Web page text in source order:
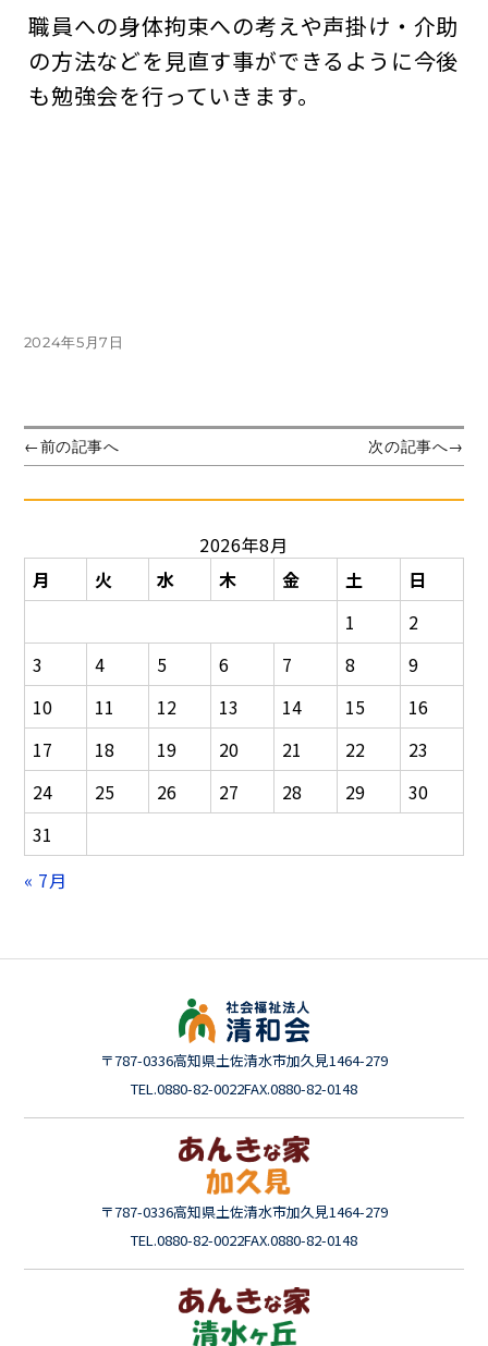
職員への身体拘束への考えや声掛け・介助
の方法などを見直す事ができるように今後
も勉強会を行っていきます。
投
2024年5月7日
投
稿
ナ
ゲ
ー
シ
ン
前
の
稿:
←前の記事へ
の
稿:
次の記事へ→
2026年8月
月
火 水 木 金 土
日
1
2
3
4 5 6 7 8
9
10
11 12 13 14 15
16
17
18 19 20 21 22
23
24
25 26 27 28 29
30
31
« 7月
〒787-0336高知県土佐清水市加久見1464-279
TEL.0880-82-0022FAX.0880-82-0148
〒787-0336高知県土佐清水市加久見1464-279
TEL.0880-82-0022FAX.0880-82-0148